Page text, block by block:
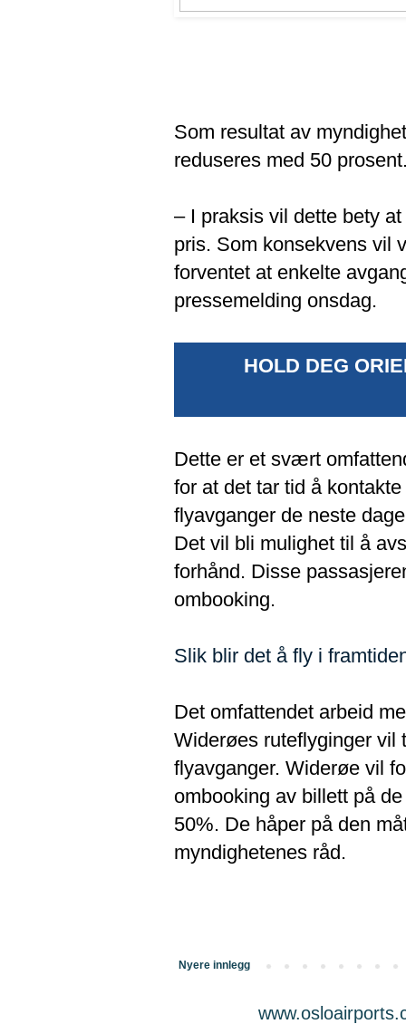
Som resultat av
reduseres med 50
– I praksis vil dette bety
pris. Som konsekvens vil
forventet at enkelte
pressemelding onsdag.
HOLD DEG
Dette er et svært
for at det tar tid å
flyavganger de neste
Det vil bli mulighet til å
forhånd. Disse
ombooking.
Slik blir det å fly i
Det omfattendet arbeid
Widerøes ruteflyginger vil
flyavganger. Widerøe vil
ombooking av billett på
50%. De håper på den
myndighetenes råd.
Nyere innlegg